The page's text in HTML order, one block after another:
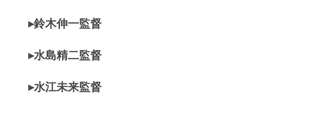
▸鈴木伸一監督
▸水島精二監督
▸水江未来監督